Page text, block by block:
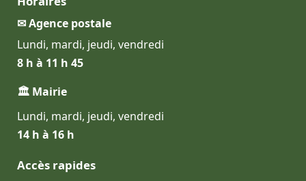
✉ Agence postale
Lundi, mardi, jeudi, vendredi
8 h à 11 h 45
🏛 Mairie
Lundi, mardi, jeudi, vendredi
14 h à 16 h
Accès rapides